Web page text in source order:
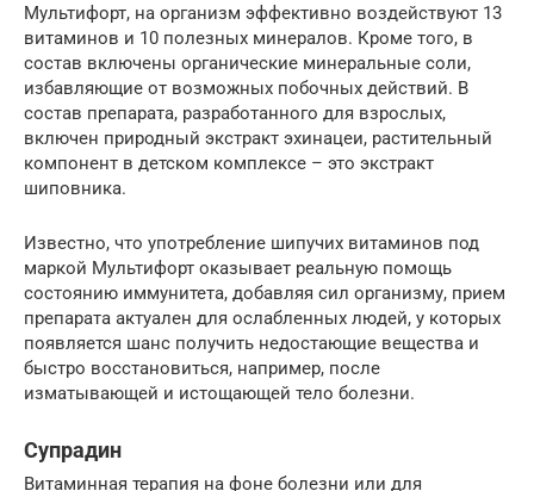
Мультифорт, на организм эффективно воздействуют 13
витаминов и 10 полезных минералов. Кроме того, в
состав включены органические минеральные соли,
избавляющие от возможных побочных действий. В
состав препарата, разработанного для взрослых,
включен природный экстракт эхинацеи, растительный
компонент в детском комплексе – это экстракт
шиповника.
Известно, что употребление шипучих витаминов под
маркой Мультифорт оказывает реальную помощь
состоянию иммунитета, добавляя сил организму, прием
препарата актуален для ослабленных людей, у которых
появляется шанс получить недостающие вещества и
быстро восстановиться, например, после
изматывающей и истощающей тело болезни.
Супрадин
Витаминная терапия на фоне болезни или для